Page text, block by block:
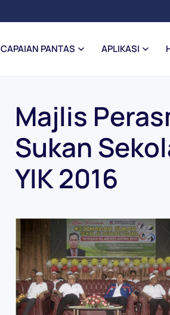
CAPAIAN PANTAS APLIKASI
Majlis
Sukan
YIK 2016